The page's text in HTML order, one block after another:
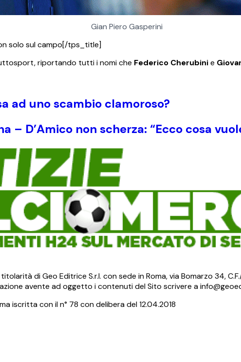
Gian Piero Gasperini
solo sul campo[/tps_title]
riportando tutti i nomi che Federico Cherubinie
ad uno scambio clamoroso?
– D’Amico non scherza: “Ecco cosa
di Geo Editrice S.r.l. con sede in Roma, via Bomarzo 34,
avente ad oggetto i contenuti del Sito scrivere a
iscritta con il n° 78 con delibera del 12.04.2018